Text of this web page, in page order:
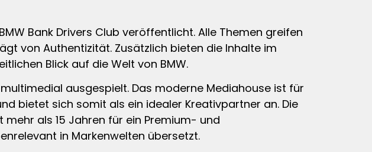
Bank Drivers Club veröffentlicht. Alle Themen greifen
von Authentizität. Zusätzlich bieten die Inhalte im
Blick auf die Welt von BMW.
ausgespielt. Das moderne Mediahouse ist für
bietet sich somit als ein idealer Kreativpartner an. Die
als 15 Jahren für ein Premium- und
in Markenwelten übersetzt.